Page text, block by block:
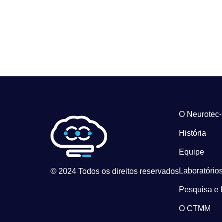
© 2024 Todos os direitos reservados
O
História
Equipe
Pesquisa e
O CTMM